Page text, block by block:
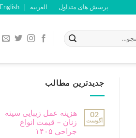
پرسش های متداول العربية English
جدیدترین مطالب
02
آگوست
هزینه عمل زیبایی سینه
زنان – قیمت انواع
جراحی ۱۴۰۵